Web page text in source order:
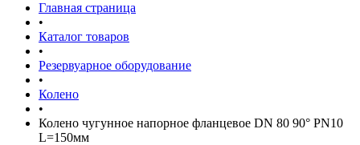
Главная страница
•
Каталог товаров
•
Резервуарное оборудование
•
Колено
•
Колено чугунное напорное фланцевое DN 80 90° PN10
L=150мм